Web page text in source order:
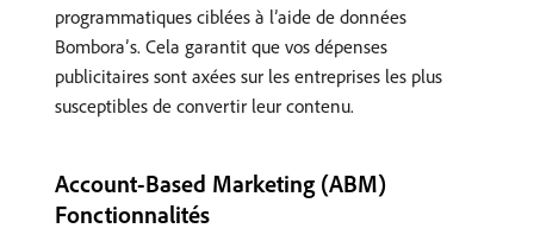
programmatiques ciblées à l’aide de données
Bombora’s. Cela garantit que vos dépenses
publicitaires sont axées sur les entreprises les plus
susceptibles de convertir leur contenu.
Account-Based Marketing (ABM)
Fonctionnalités